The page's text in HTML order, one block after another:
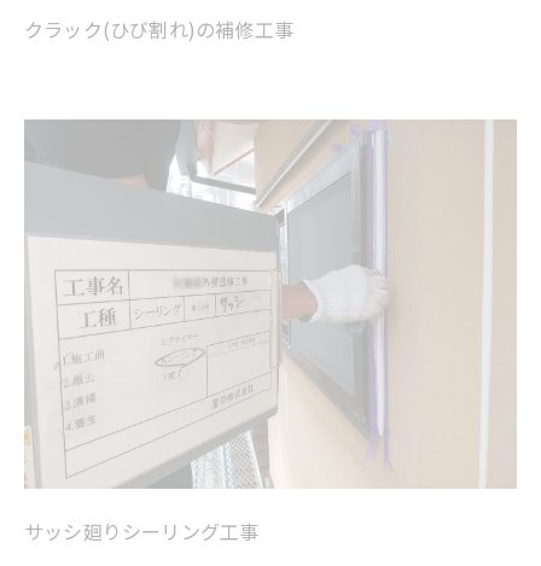
クラック(ひび割れ)の補修工事
サッシ廻りシーリング工事